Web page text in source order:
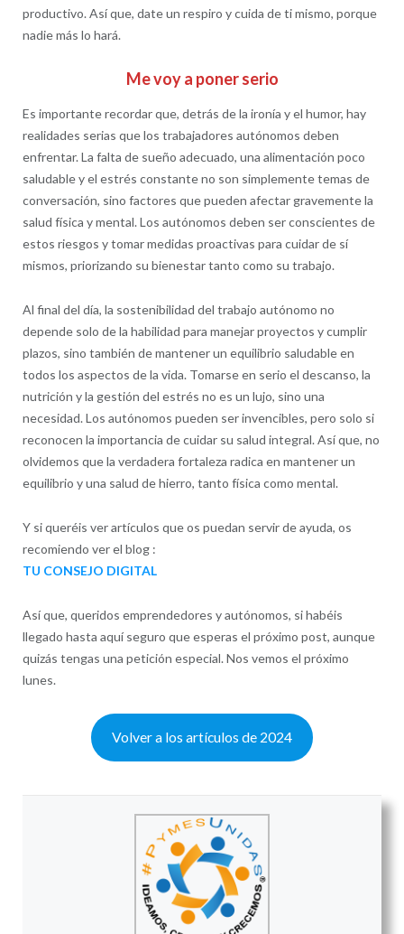
productivo. Así que, date un respiro y cuida de ti mismo, porque
nadie más lo hará.
Me voy a poner serio
Es importante recordar que, detrás de la ironía y el humor, hay
realidades serias que los trabajadores autónomos deben
enfrentar. La falta de sueño adecuado, una alimentación poco
saludable y el estrés constante no son simplemente temas de
conversación, sino factores que pueden afectar gravemente la
salud física y mental. Los autónomos deben ser conscientes de
estos riesgos y tomar medidas proactivas para cuidar de sí
mismos, priorizando su bienestar tanto como su trabajo.
Al final del día, la sostenibilidad del trabajo autónomo no
depende solo de la habilidad para manejar proyectos y cumplir
plazos, sino también de mantener un equilibrio saludable en
todos los aspectos de la vida. Tomarse en serio el descanso, la
nutrición y la gestión del estrés no es un lujo, sino una
necesidad. Los autónomos pueden ser invencibles, pero solo si
reconocen la importancia de cuidar su salud integral. Así que, no
olvidemos que la verdadera fortaleza radica en mantener un
equilibrio y una salud de hierro, tanto física como mental.
Y si queréis ver artículos que os puedan servir de ayuda, os
recomiendo ver el blog :
TU CONSEJO DIGITAL
Así que, queridos emprendedores y autónomos, si habéis
llegado hasta aquí seguro que esperas el próximo post, aunque
quizás tengas una petición especial. Nos vemos el próximo
lunes.
Volver a los artículos de 2024